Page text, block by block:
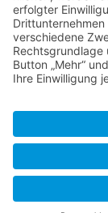
Eingebundene
Vorlagen (2)
SkipperGuide